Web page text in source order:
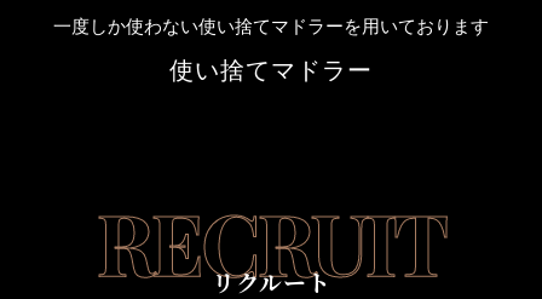
使い捨てマドラー
一度しか使わない使い捨てマドラーを用いております
RECRUIT
リクルート